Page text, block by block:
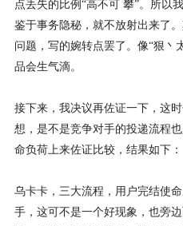
点丢失的比例“高不可 攀”。所以
鉴于事务隐秘，就不放射出来了
问题，写的婉转点罢了。像“狠丶
品会生气滴。
接下来，我决议再佐证一下，这
想，是不是竞争对手的投递流程
命负荷上来佐证比较，结果如下：
乌卡卡，三大流程，用户完结使
手，这可不是一个好现象，也旁